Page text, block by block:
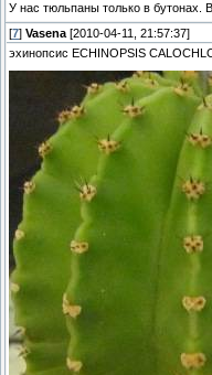
У нас тюльпаны только в бутонах.
[7] Vasena [2010-04-11, 21:57:37]
эхинопсис ECHINOPSIS